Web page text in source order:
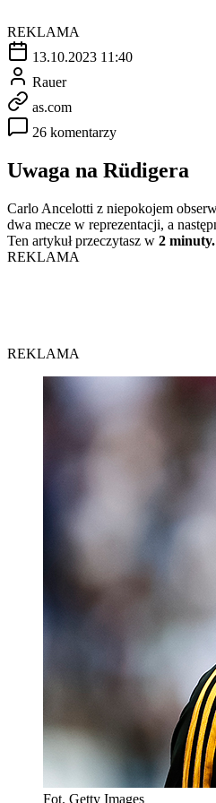
REKLAMA
13.10.2023 11:40
Rauer
as.com
26 komentarzy
Uwaga na Rüdigera
Carlo Ancelotti z niepokojem
dwa mecze w reprezentacji, a
Ten artykuł przeczytasz w 2 minuty.
REKLAMA
REKLAMA
Fot. Getty Images